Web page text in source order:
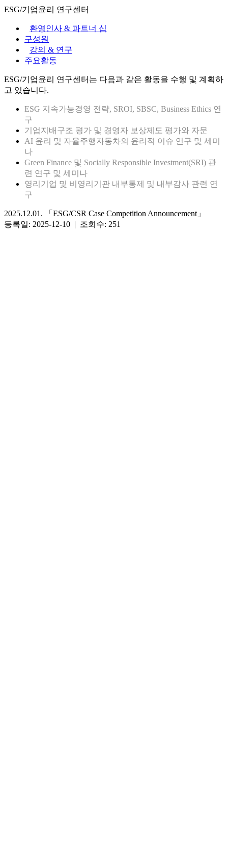
ESG/기업윤리 연구센터
환영인사 & 파트너 십
구성원
강의 & 연구
주요활동
ESG/기업윤리 연구센터는 다음과 같은 활동을 수행 및 계획하
고 있습니다.
ESG 지속가능경영 전략, SROI, SBSC, Business Ethics 연
구
기업지배구조 평가 및 경영자 보상제도 평가와 자문
AI 윤리 및 자율주행자동차의 윤리적 이슈 연구 및 세미
나
Green Finance 및 Socially Responsible Investment(SRI) 관
련 연구 및 세미나
영리기업 및 비영리기관 내부통제 및 내부감사 관련 연
구
2025.12.01. 「ESG/CSR Case Competition Announcement」
등록일: 2025-12-10 | 조회수: 251